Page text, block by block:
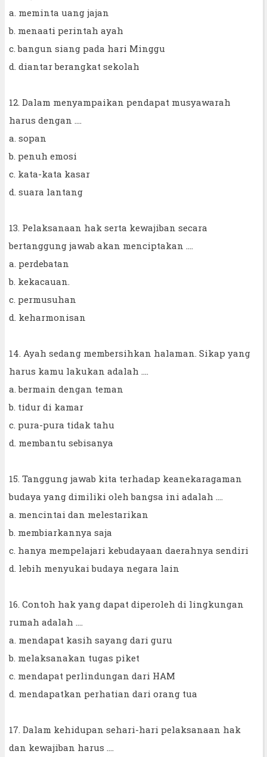
a. meminta uang jajan
b. menaati perintah ayah
c. bangun siang pada hari Minggu
d. diantar berangkat sekolah
12. Dalam menyampaikan pendapat musyawarah
harus dengan ....
a. sopan
b. penuh emosi
c. kata-kata kasar
d. suara lantang
13. Pelaksanaan hak serta kewajiban secara
bertanggung jawab akan menciptakan ....
a. perdebatan
b. kekacauan.
c. permusuhan
d. keharmonisan
14. Ayah sedang membersihkan halaman. Sikap yang
harus kamu lakukan adalah ....
a. bermain dengan teman
b. tidur di kamar
c. pura-pura tidak tahu
d. membantu sebisanya
15. Tanggung jawab kita terhadap keanekaragaman
budaya yang dimiliki oleh bangsa ini adalah ....
a. mencintai dan melestarikan
b. membiarkannya saja
c. hanya mempelajari kebudayaan daerahnya sendiri
d. lebih menyukai budaya negara lain
16. Contoh hak yang dapat diperoleh di lingkungan
rumah adalah ....
a. mendapat kasih sayang dari guru
b. melaksanakan tugas piket
c. mendapat perlindungan dari HAM
d. mendapatkan perhatian dari orang tua
17. Dalam kehidupan sehari-hari pelaksanaan hak
dan kewajiban harus ....